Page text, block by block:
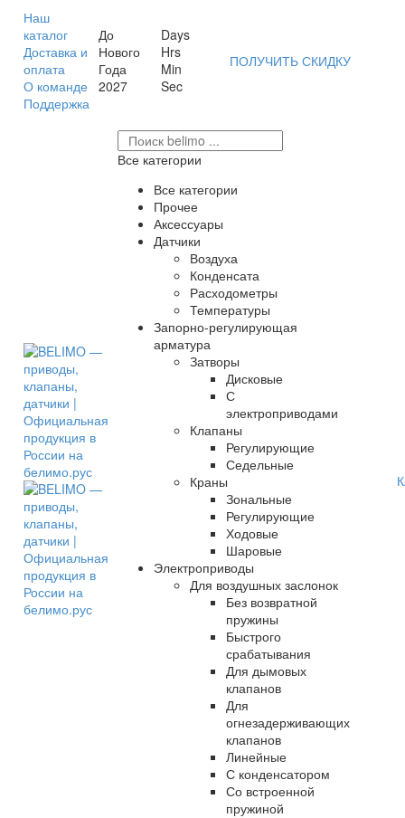
Наш
каталог
Доставка и
оплата
О команде
Поддержка
До
Нового
Года
2027
Days
Hrs
Min
Sec
ПОЛУЧИТЬ СКИДКУ
Все категории
Все категории
Прочее
Аксессуары
Датчики
Воздуха
Конденсата
Расходометры
Температуры
Запорно-регулирующая
арматура
Затворы
Дисковые
С
электроприводами
Клапаны
Регулирующие
Седельные
Краны
Зональные
Регулирующие
Ходовые
Шаровые
Электроприводы
Для воздушных заслонок
Без возвратной
пружины
Быстрого
срабатывания
Для дымовых
клапанов
Для
огнезадерживающих
клапанов
Линейные
С конденсатором
Со встроенной
пружиной